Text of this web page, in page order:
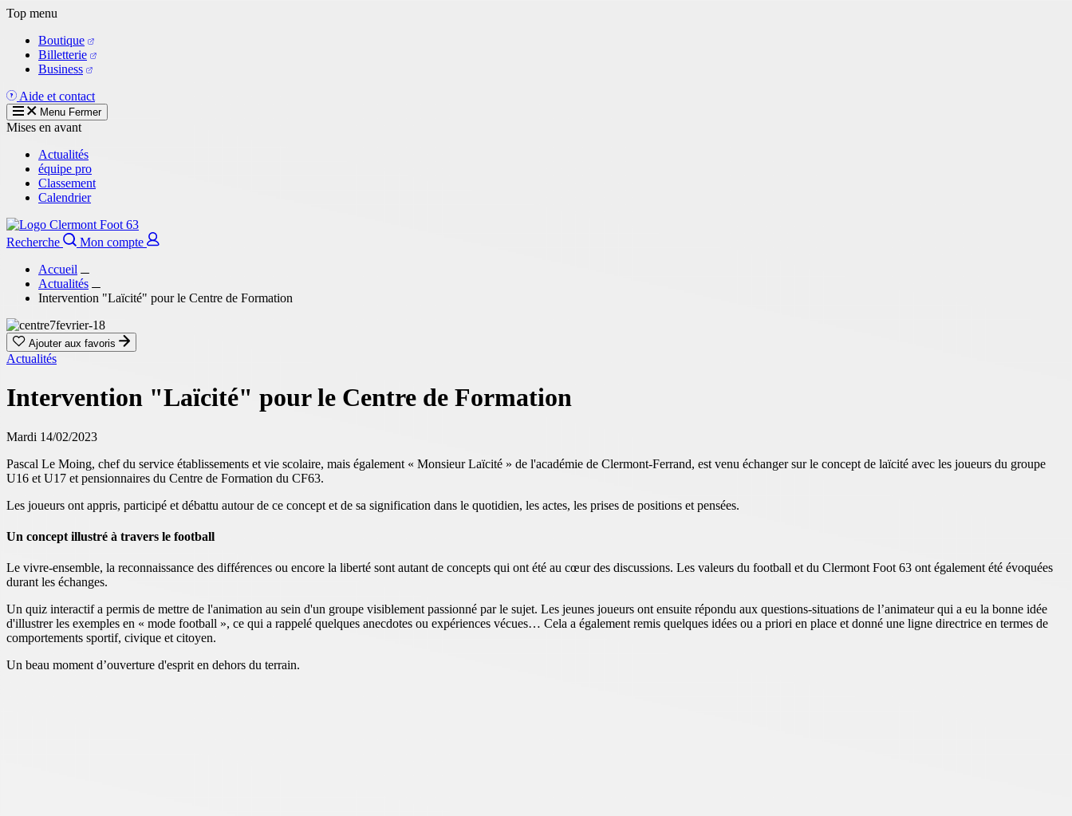
Aller
contenu
principal
Top menu
Boutique
Billetterie
Business
Aide et contact
Menu Fermer
Mises en avant
Actualités
équipe pro
Classement
Calendrier
Recherche
Mon compte
Accueil
Actualités
Intervention "Laïcité" pour le Centre de Formation
Ajouter aux favoris
Actualités
Intervention "Laïcité" pour le Centre de Formation
Mardi 14/02/2023
Pascal Le Moing, chef du service établissements et vie scolaire, mais également « Monsieur Laïcité » de l'académie de Clermont-Ferrand, est venu échanger sur le concept de laïcité avec les joueurs du groupe
U16 et U17 et pensionnaires du Centre de Formation du CF63.
Les joueurs ont appris, participé et débattu autour de ce concept et de sa signification dans le quotidien, les actes, les prises de positions et pensées.
Un concept illustré à travers le football
Le vivre-ensemble, la reconnaissance des différences ou encore la liberté sont autant de concepts qui ont été au cœur des discussions. Les valeurs du football et du Clermont Foot 63 ont également été évoquées
durant les échanges.
Un quiz interactif a permis de mettre de l'animation au sein d'un groupe visiblement passionné par le sujet. Les jeunes joueurs ont ensuite répondu aux questions-situations de l’animateur qui a eu la bonne idée
d'illustrer les exemples en « mode football », ce qui a rappelé quelques anecdotes ou expériences vécues… Cela a également remis quelques idées ou a priori en place et donné une ligne directrice en termes de
comportements sportif, civique et citoyen.
Un beau moment d’ouverture d'esprit en dehors du terrain.